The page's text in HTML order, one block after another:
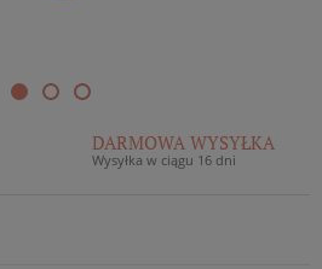
DARMOWA WYSYŁKA
Wysyłka w ciągu 16 dni